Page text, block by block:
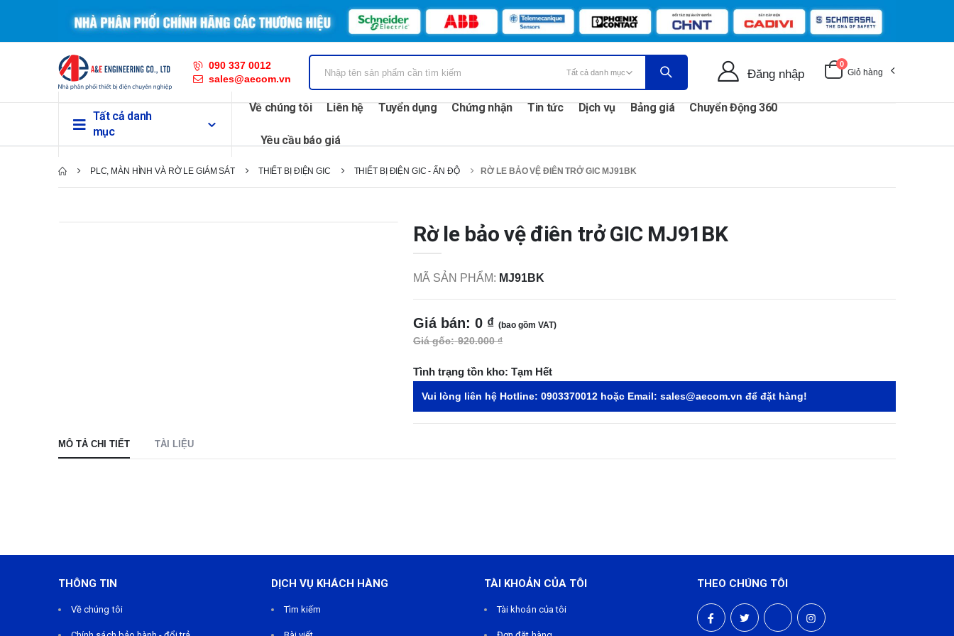
090 337 0012
sales@aecom.vn
Đăng nhập
0
Giỏ hàng
Tất cả danh
mục
Về chúng tôi Liên hệ Tuyển dụng Chứng nhận Tin tức Dịch vụ Bảng giá Chuyển Động 360
Yêu cầu báo giá
PLC, MÀN HÌNH VÀ RỜ LE GIÁM SÁT THIẾT BỊ ĐIỆN GIC THIẾT BỊ ĐIỆN GIC - ẤN ĐỘ RỜ LE BẢO VỆ ĐIÊN TRỞ GIC MJ91BK
Rờ le bảo vệ điên trở GIC MJ91BK
MÃ SẢN PHẨM: MJ91BK
Giá bán: 0 ₫ (bao gồm VAT)
Giá gốc: 920.000 ₫
Tình trạng tồn kho: Tạm Hết
Vui lòng liên hệ Hotline: 0903370012 hoặc Email: sales@aecom.vn để đặt hàng!
MÔ TẢ CHI TIẾT TÀI LIỆU
THÔNG TIN
Về chúng tôi
DỊCH VỤ KHÁCH HÀNG
Tìm kiếm
TÀI KHOẢN CỦA TÔI
Tài khoản của tôi
THEO CHÚNG TÔI